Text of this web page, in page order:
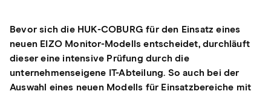
Bevor sich die HUK-COBURG für den Einsatz eines
neuen EIZO Monitor-Modells entscheidet, durchläuft
dieser eine intensive Prüfung durch die
unternehmenseigene IT-Abteilung. So auch bei der
Auswahl eines neuen Modells für Einsatzbereiche mit